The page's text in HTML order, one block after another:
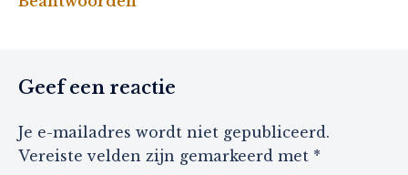
Geef een reactie
Je e-mailadres wordt niet gepubliceerd.
Vereiste velden zijn gemarkeerd met *